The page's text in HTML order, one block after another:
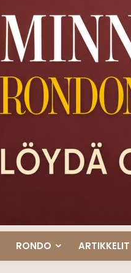
RONDO ARTIKKELIT